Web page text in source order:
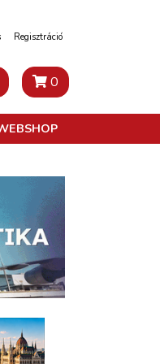
Regisztráció
0